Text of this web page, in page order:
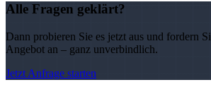
Alle Fragen geklärt?
Dann probieren Sie es jetzt aus und fordern
Angebot an – ganz unverbindlich.
Jetzt Anfrage starten